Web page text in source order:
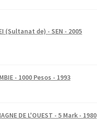
(Sultanat de) - SEN - 2005
- 1000 Pesos - 1993
DE L'OUEST - 5 Mark - 1980